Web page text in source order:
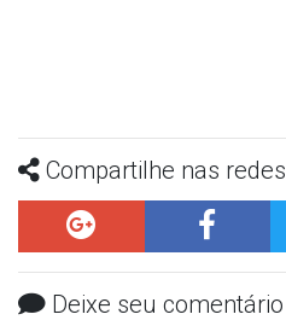
Compartilhe nas redes
Deixe seu comentário